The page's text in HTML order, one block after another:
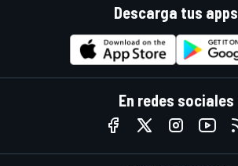
Descarga tus apps
En redes sociales